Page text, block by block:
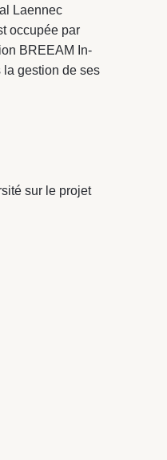
Laennec
occupée par
BREEAM In-
gestion de ses
sur le projet